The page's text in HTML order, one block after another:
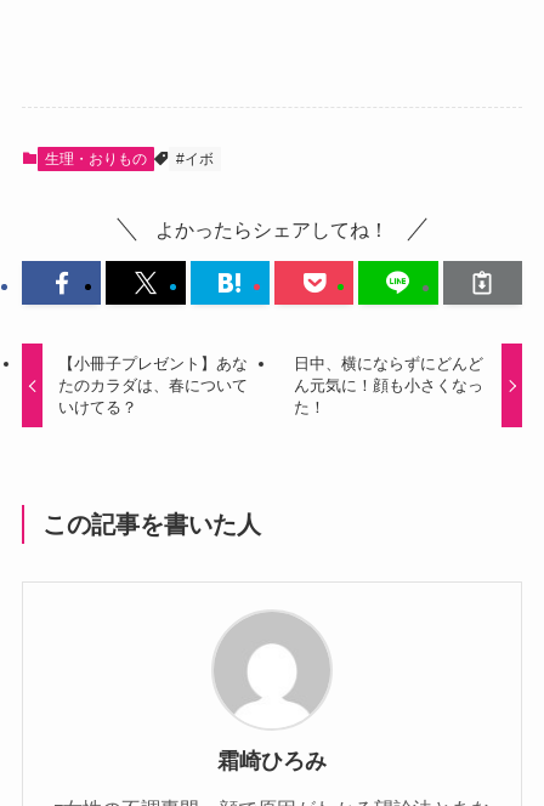
生理・おりもの #イボ
よかったらシェアしてね！
【小冊子プレゼント】あな
たのカラダは、春について
いけてる？
日中、横にならずにどんど
ん元気に！顔も小さくなっ
た！
この記事を書いた人
霜崎ひろみ